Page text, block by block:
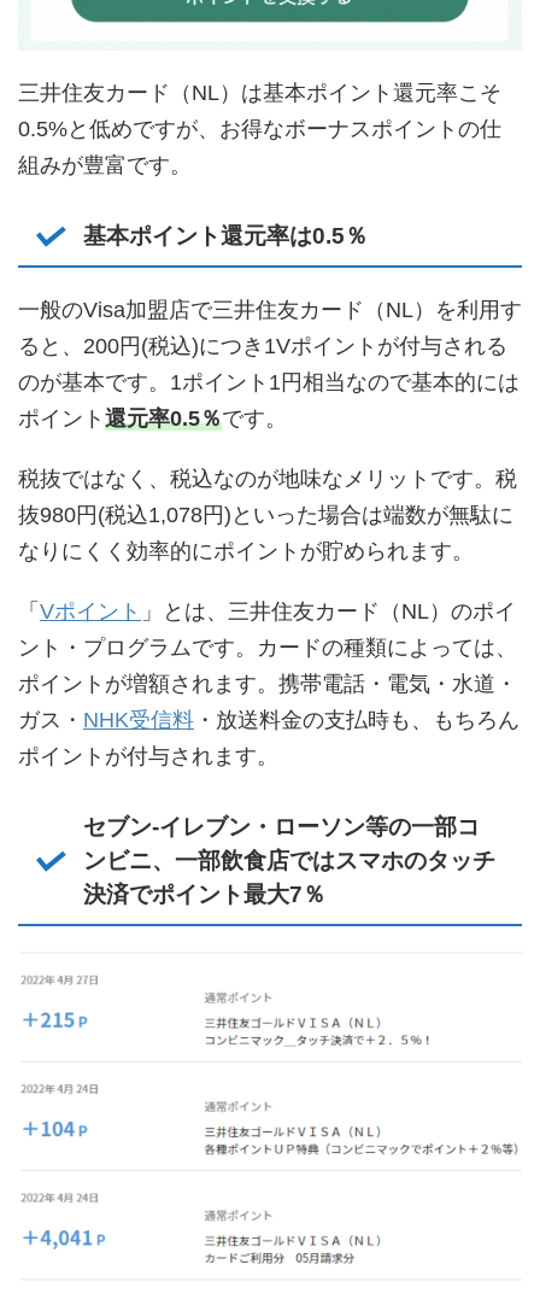
三井住友カード（NL）は基本ポイント還元率こそ
0.5%と低めですが、お得なボーナスポイントの仕
組みが豊富です。
基本ポイント還元率は0.5％
一般のVisa加盟店で三井住友カード（NL）を利用す
ると、200円(税込)につき1Vポイントが付与される
のが基本です。1ポイント1円相当なので基本的には
ポイント 還元率0.5％です。
税抜ではなく、税込なのが地味なメリットです。税
抜980円(税込1,078円)といった場合は端数が無駄に
なりにくく効率的にポイントが貯められます。
「 Vポイント 」とは、三井住友カード（NL）のポイ
ント・プログラムです。カードの種類によっては、
ポイントが増額されます。携帯電話・電気・水道・
ガス・ NHK受信料 ・放送料金の支払時も、もちろん
ポイントが付与されます。
セブン-イレブン・ローソン等の一部コ
ンビニ、一部飲食店ではスマホのタッチ
決済でポイント最大7％